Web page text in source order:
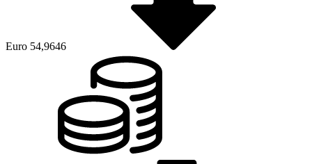
Euro 54,9646